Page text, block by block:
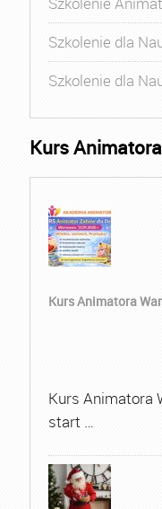
Szkolenie dla
Szkolenie dla
Kurs Animatora
Kurs Animatora
Kurs Animatora
start …